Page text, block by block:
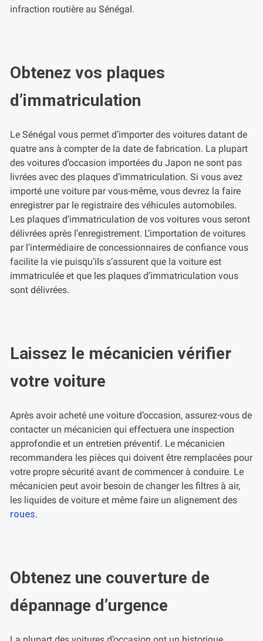
infraction routière au Sénégal.
Obtenez vos plaques
d’immatriculation
Le Sénégal vous permet d’importer des voitures datant de
quatre ans à compter de la date de fabrication. La plupart
des voitures d’occasion importées du Japon ne sont pas
livrées avec des plaques d’immatriculation. Si vous avez
importé une voiture par vous-même, vous devrez la faire
enregistrer par le registraire des véhicules automobiles.
Les plaques d’immatriculation de vos voitures vous seront
délivrées après l’enregistrement. L’importation de voitures
par l’intermédiaire de concessionnaires de confiance vous
facilite la vie puisqu’ils s’assurent que la voiture est
immatriculée et que les plaques d’immatriculation vous
sont délivrées.
Laissez le mécanicien vérifier
votre voiture
Après avoir acheté une voiture d’occasion, assurez-vous de
contacter un mécanicien qui effectuera une inspection
approfondie et un entretien préventif. Le mécanicien
recommandera les pièces qui doivent être remplacées pour
votre propre sécurité avant de commencer à conduire. Le
mécanicien peut avoir besoin de changer les filtres à air,
les liquides de voiture et même faire un alignement des
roues.
Obtenez une couverture de
dépannage d’urgence